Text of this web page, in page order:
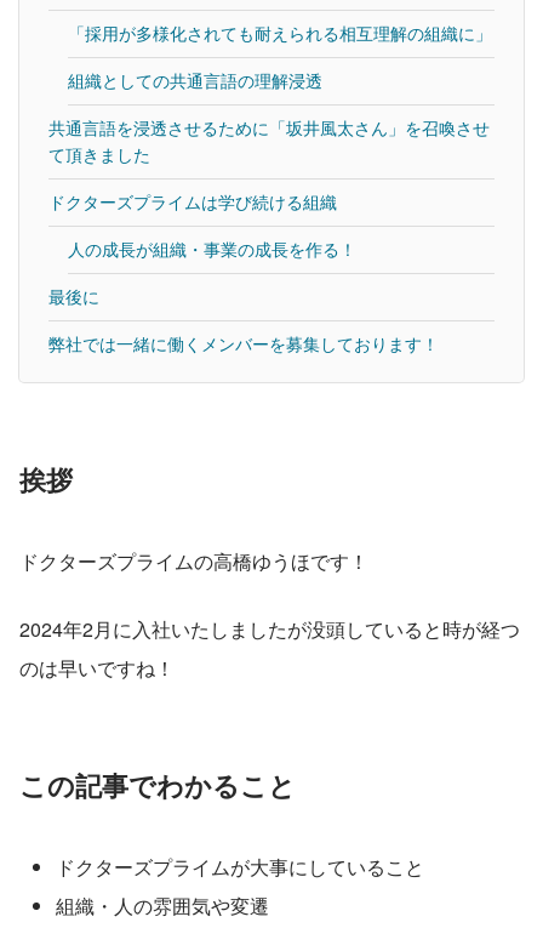
「採用が多様化されても耐えられる相互理解の組織に」
組織としての共通言語の理解浸透
共通言語を浸透させるために「坂井風太さん」を召喚させ
て頂きました
ドクターズプライムは学び続ける組織
人の成長が組織・事業の成長を作る！
最後に
弊社では一緒に働くメンバーを募集しております！
挨拶
ドクターズプライムの高橋ゆうほです！
2024年2月に入社いたしましたが没頭していると時が経つ
のは早いですね！
この記事でわかること
ドクターズプライムが大事にしていること
組織・人の雰囲気や変遷